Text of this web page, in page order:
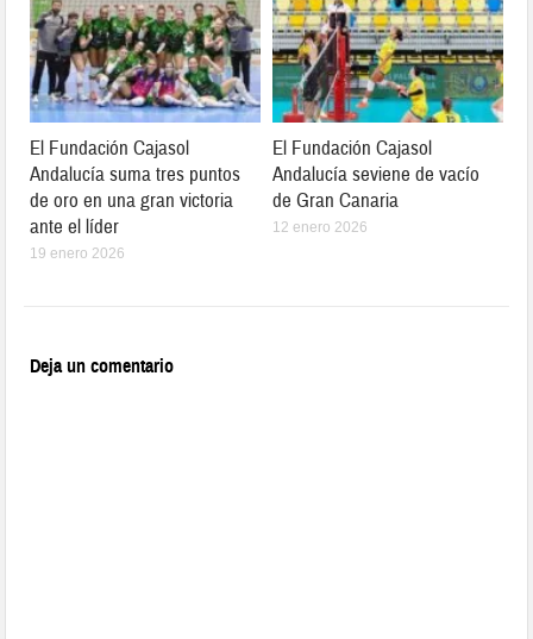
El Fundación Cajasol
Andalucía suma tres puntos
de oro en una gran victoria
ante el líder
19 enero 2026
El Fundación Cajasol
Andalucía seviene de vacío
de Gran Canaria
12 enero 2026
Deja un comentario